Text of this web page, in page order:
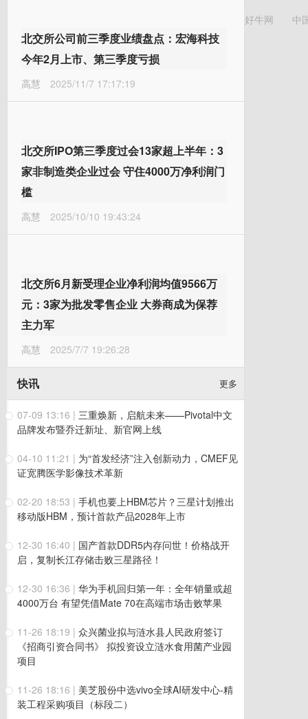
北交所公司前三季度业绩盘点：宏海科技
今年2月上市、第三季度亏损
高慧 2025/11/7 17:17:19
北交所IPO第三季度过会13家超上半年：3
家非制造类企业过会 守住4000万净利润门
槛
高慧 2025/10/10 19:43:24
北交所6月新受理企业净利润均值9566万
元：3家为批发零售企业 大券商成为保荐
主力军
高慧 2025/7/7 19:26:28
快讯 更多
07-09 13:16 | 三重焕新，启航未来——Pivotal中文
品牌发布暨乔迁新址、新官网上线
04-10 11:21 | 为“首发经济”注入创新动力，CMEF见
证宽腾医学影像技术革新
02-20 18:53 | 手机也要上HBM芯片？三星计划推出
移动版HBM，预计首款产品2028年上市
12-30 16:40 | 国产首款DDR5内存问世！价格战开
启，复制长江存储击败三星路径！
12-30 16:36 | 华为手机回归第一年：全年销量或超
4000万台 有望凭借Mate 70在高端市场击败苹果
11-26 18:19 | 众兴菌业拟与涟水县人民政府签订
《招商引资合同书》 拟投资设立涟水食用菌产业园
项目
11-26 18:16 | 美芝股份中选vivo全球AI研发中心-精
装工程采购项目（标段二）
好牛网 中